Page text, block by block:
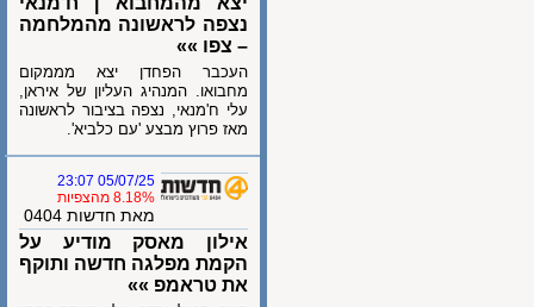
נצפה לראשונה מהמלחמה
– צפו »»
העכבר הפחדן יצא מממקום
מחבואו. המנהיג העליון של איראן,
עלי ח'מנאי, נצפה בציבור לראשונה
מאז פרוץ מבצע 'עם כלביא'.
05/07/25 23:07
8.18% מהצפיות
מאת חדשות 0404
אילון מאסק מודיע על
הקמת מפלגה חדשה ותוקף
את טראמפ »»